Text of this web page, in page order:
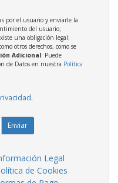
por el usuario y enviarle la
del usuario;
una obligación legal;
otros derechos, como se
Adicional: Puede
de Datos en nuestra Política
.
Enviar
Legal
de Cookies